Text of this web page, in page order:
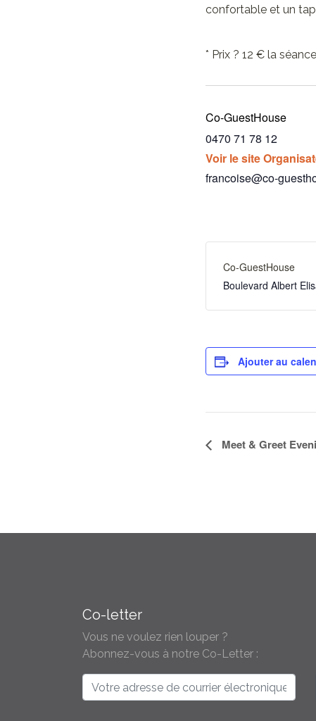
confortable et un
* Prix ? 12 € la
Co-GuestHouse
0470 71 78 12
Voir le site
francoise@co-
Co-GuestHouse
Boulevard Albert
Ajouter au
Navigation
Meet & Greet
Co-letter
Vous ne voulez rien louper ?
Abonnez-vous à notre Co-Letter :